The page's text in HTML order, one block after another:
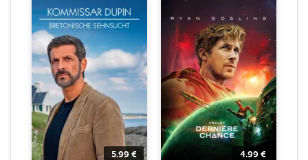
5.99 € 4.99 €